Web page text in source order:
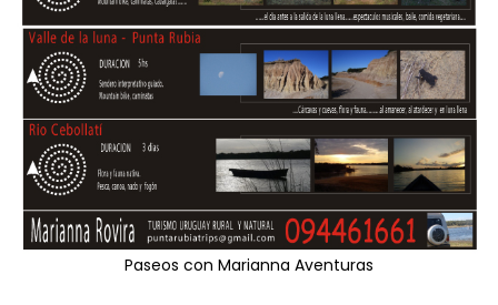
Paseos con Marianna Aventuras